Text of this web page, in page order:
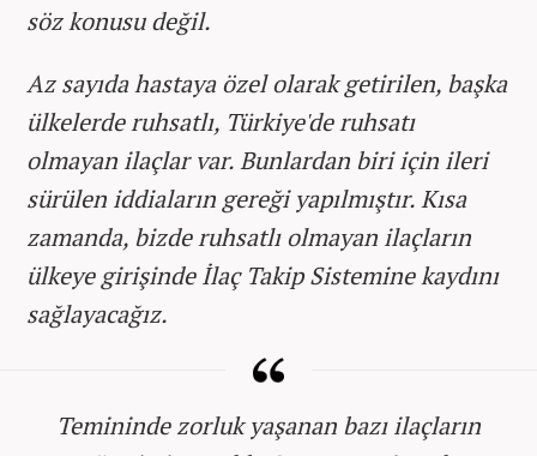
söz konusu değil.
Az sayıda hastaya özel olarak getirilen, başka
ülkelerde ruhsatlı, Türkiye'de ruhsatı
olmayan ilaçlar var. Bunlardan biri için ileri
sürülen iddiaların gereği yapılmıştır. Kısa
zamanda, bizde ruhsatlı olmayan ilaçların
ülkeye girişinde İlaç Takip Sistemine kaydını
sağlayacağız.
Temininde zorluk yaşanan bazı ilaçların